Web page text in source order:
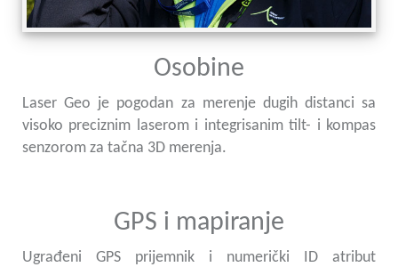
Osobine
Laser Geo je pogodan za merenje dugih distanci sa
visoko preciznim laserom i integrisanim tilt- i kompas
senzorom za tačna 3D merenja.
GPS i mapiranje
Ugrađeni GPS prijemnik i numerički ID atribut